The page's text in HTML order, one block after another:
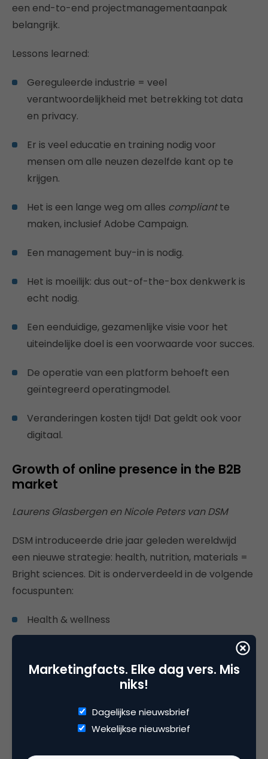
een end-to-end projectmanagementaanpak
belangrijk.
Lessons learned:
Gereguleerde industrie = veel
verantwoordelijkheid met betrekking tot data
en privacy.
Er is veel educatie en training nodig voor
mensen om alle neuzen dezelfde kant op te
krijgen.
Het is een lange weg om alles compliantte
maken, inclusief Adobe Campaign.
Een management buy-in is nodig.
Het is moeilijk: dus out-of-the-box denkwerk is
echt nodig.
Een eenduidige, gezamenlijke visie voor het
uiteindelijke doel is een voorwaarde voor succes.
De operatie van een platform behoeft een
geïntegreerd operatingmodel.
Veranderingen kosten tijd! Dat geldt ook voor
digitaal.
Growth of online presence in the B2B
market
Laurens Glasbergen en Nicole Peters van DSM
DSM introduceerde drie jaar geleden wereldwijd
een nieuwe strategie: health, nutrition, materials =
Bright sciences. Dit is onderverdeeld in de volgende
focuspunten:
Health & wellness
Climate & Energy
Marketingfacts. Elke dag vers. Mis
niks!
Dagelijkse nieuwsbrief
Wekelijkse nieuwsbrief